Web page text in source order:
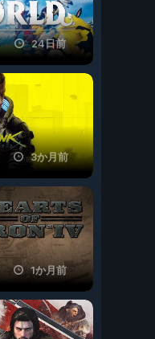
24日前
3か月前
1か月前